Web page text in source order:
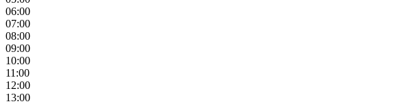
06:00
07:00
08:00
09:00
10:00
11:00
12:00
13:00